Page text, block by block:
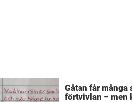
Gåtan får
förtvivlan – men